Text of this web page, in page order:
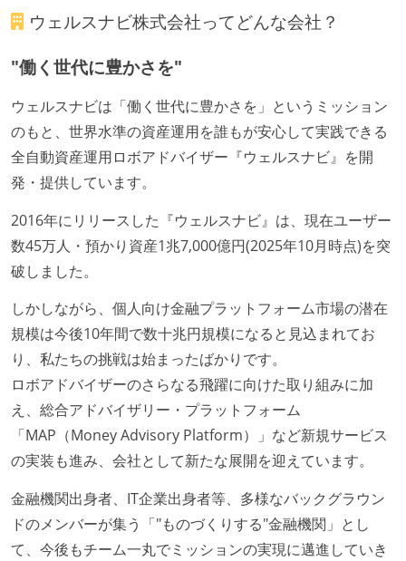
外国籍の開発メンバーがいる
開発メンバーの新卒採用を実施している
待遇・福利厚生
入社時には、各自希望のスペックの PC やディスプレ
イが支給される
職業安定法に対応する記載事項
受動喫煙防止措置：屋内禁煙（屋内に喫煙可能室設
置）
ウェルスナビ株式会社ってどんな会社？
"働く世代に豊かさを"
ウェルスナビは「働く世代に豊かさを」というミッション
のもと、世界水準の資産運用を誰もが安心して実践できる
全自動資産運用ロボアドバイザー『ウェルスナビ』を開
発・提供しています。
2016年にリリースした『ウェルスナビ』は、現在ユーザー
数45万人・預かり資産1兆7,000億円(2025年10月時点)を突
破しました。
しかしながら、個人向け金融プラットフォーム市場の潜在
規模は今後10年間で数十兆円規模になると見込まれてお
り、私たちの挑戦は始まったばかりです。
ロボアドバイザーのさらなる飛躍に向けた取り組みに加
え、総合アドバイザリー・プラットフォーム
「MAP（Money Advisory Platform）」など新規サービス
の実装も進み、会社として新たな展開を迎えています。
金融機関出身者、IT企業出身者等、多様なバックグラウン
ドのメンバーが集う「"ものづくりする"金融機関」とし
て、今後もチーム一丸でミッションの実現に邁進していき